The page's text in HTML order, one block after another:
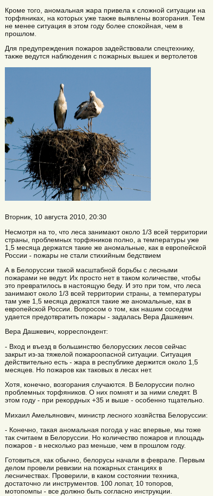
Кроме того, аномальная жара привела к сложной ситуации на
торфяниках, на которых уже также выявлены возгорания. Тем
не менее ситуация в этом году более спокойная, чем в
прошлом.
Для предупреждения пожаров задействовали спецтехнику,
также ведутся наблюдения с пожарных вышек и вертолетов
Вторник, 10 августа 2010, 20:30
Несмотря на то, что леса занимают около 1/3 всей территории
страны, проблемных торфяников полно, а температуры уже
1,5 месяца держатся такие же аномальные, как в европейской
России - пожары не стали стихийным бедствием
А в Белоруссии такой масштабной борьбы с лесными
пожарами не ведут. Их просто нет в таком количестве, чтобы
это превратилось в настоящую беду. И это при том, что леса
занимают около 1/3 всей территории страны, а температуры
там уже 1,5 месяца держатся такие же аномальные, как в
европейской России. Вопросом о том, как нашим соседям
удается предотвратить пожары - задалась Вера Дашкевич.
Вера Дашкевич, корреспондент:
- Вход и въезд в большинство белорусских лесов сейчас
закрыт из-за тяжелой пожароопасной ситуации. Ситуация
действительно есть - жара в республике держится около 1,5
месяцев. Но пожаров как таковых в лесах нет.
Хотя, конечно, возгорания случаются. В Белоруссии полно
проблемных торфяников. О них помнят и за ними следят. В
этом году - при рекордных +35 и выше - особенно тщательно.
Михаил Амельянович, министр лесного хозяйства Белоруссии:
- Конечно, такая аномальная погода у нас впервые, мы тоже
так считаем в Белоруссии. Но количество пожаров и площадь
пожаров - в несколько раз меньше, чем в прошлом году.
Готовиться, как обычно, белорусы начали в феврале. Первым
делом провели ревизии на пожарных станциях в
лесничествах. Проверили, в каком состоянии техника,
достаточно ли инструментов. 100 лопат, 10 топоров,
мотопомпы - все должно быть согласно инструкции.